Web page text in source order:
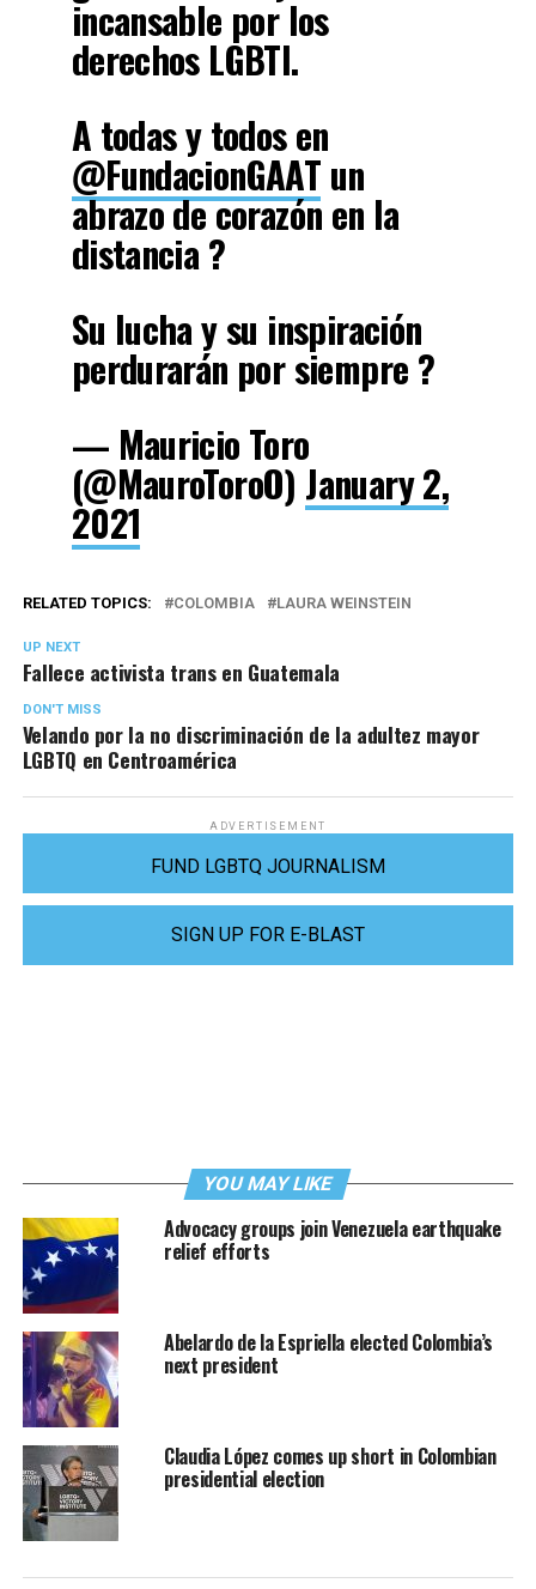
incansable por los
derechos LGBTI.
A todas y todos en
@FundacionGAAT un
abrazo de corazón en la
distancia ?
Su lucha y su inspiración
perdurarán por siempre ?
— Mauricio Toro
(@MauroToroO) January 2,
2021
RELATED TOPICS: COLOMBIA LAURA WEINSTEIN
UP NEXT
Fallece activista trans en Guatemala
DON'T MISS
Velando por la no discriminación de la adultez mayor
LGBTQ en Centroamérica
ADVERTISEMENT
FUND LGBTQ JOURNALISM
SIGN UP FOR E-BLAST
YOU MAY LIKE
Advocacy groups join Venezuela earthquake
relief efforts
Abelardo de la Espriella elected Colombia’s
next president
Claudia López comes up short in Colombian
presidential election